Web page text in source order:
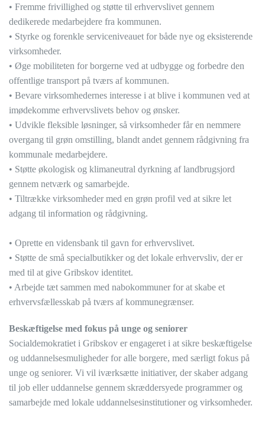
• Fremme frivillighed og støtte til erhvervslivet gennem
dedikerede medarbejdere fra kommunen.
• Styrke og forenkle serviceniveauet for både nye og eksisterende
virksomheder.
• Øge mobiliteten for borgerne ved at udbygge og forbedre den
offentlige transport på tværs af kommunen.
• Bevare virksomhedernes interesse i at blive i kommunen ved at
imødekomme erhvervslivets behov og ønsker.
• Udvikle fleksible løsninger, så virksomheder får en nemmere
overgang til grøn omstilling, blandt andet gennem rådgivning fra
kommunale medarbejdere.
• Støtte økologisk og klimaneutral dyrkning af landbrugsjord
gennem netværk og samarbejde.
• Tiltrække virksomheder med en grøn profil ved at sikre let
adgang til information og rådgivning.
• Oprette en vidensbank til gavn for erhvervslivet.
• Støtte de små specialbutikker og det lokale erhvervsliv, der er
med til at give Gribskov identitet.
• Arbejde tæt sammen med nabokommuner for at skabe et
erhvervsfællesskab på tværs af kommunegrænser.
Beskæftigelse med fokus på unge og seniorer
Socialdemokratiet i Gribskov er engageret i at sikre beskæftigelse
og uddannelsesmuligheder for alle borgere, med særligt fokus på
unge og seniorer. Vi vil iværksætte initiativer, der skaber adgang
til job eller uddannelse gennem skræddersyede programmer og
samarbejde med lokale uddannelsesinstitutioner og virksomheder.